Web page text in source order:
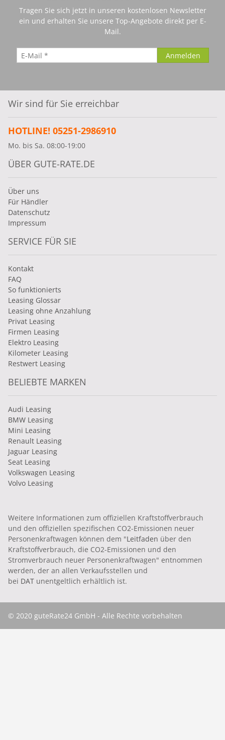
Tragen Sie sich jetzt in unseren kostenlosen Newsletter
ein und erhalten Sie unsere Top-Angebote direkt per E-
Mail.
Wir sind für Sie erreichbar
HOTLINE! 05251-2986910
Mo. bis Sa. 08:00-19:00
ÜBER GUTE-RATE.DE
Über uns
Für Händler
Datenschutz
Impressum
SERVICE FÜR SIE
Kontakt
FAQ
So funktionierts
Leasing Glossar
Leasing ohne Anzahlung
Privat Leasing
Firmen Leasing
Elektro Leasing
Kilometer Leasing
Restwert Leasing
BELIEBTE MARKEN
Audi Leasing
BMW Leasing
Mini Leasing
Renault Leasing
Jaguar Leasing
Seat Leasing
Volkswagen Leasing
Volvo Leasing
Weitere Informationen zum offiziellen Kraftstoffverbrauch
und den offiziellen spezifischen CO2-Emissionen neuer
Personenkraftwagen können dem "Leitfaden über den
Kraftstoffverbrauch, die CO2-Emissionen und den
Stromverbrauch neuer Personenkraftwagen" entnommen
werden, der an allen Verkaufsstellen und
bei DAT unentgeltlich erhältlich ist.
© 2020 guteRate24 GmbH - Alle Rechte vorbehalten